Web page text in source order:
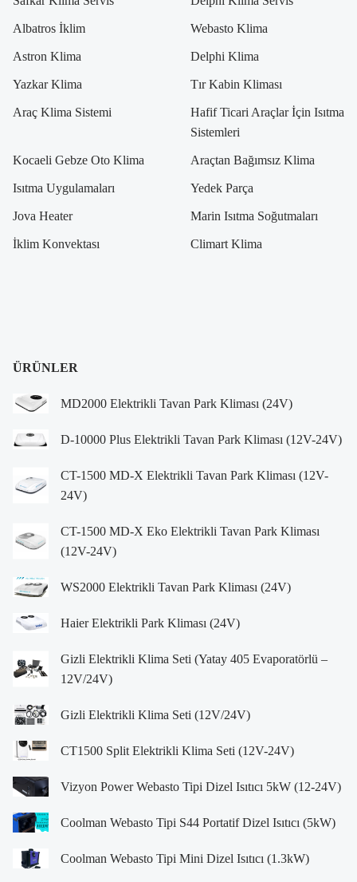
Albatros İklim Webasto Klima
Astron Klima Delphi Klima
Yazkar Klima Tır Kabin Kliması
Araç Klima Sistemi
Hafif Ticari Araçlar İçin Isıtma
Sistemleri
Kocaeli Gebze Oto Klima Araçtan Bağımsız Klima
Isıtma Uygulamaları Yedek Parça
Jova Heater Marin Isıtma Soğutmaları
İklim Konvektası Climart Klima
ÜRÜNLER
MD2000 Elektrikli Tavan Park Kliması (24V)
D-10000 Plus Elektrikli Tavan Park Kliması (12V-24V)
CT-1500 MD-X Elektrikli Tavan Park Kliması (12V-
24V)
CT-1500 MD-X Eko Elektrikli Tavan Park Kliması
(12V-24V)
WS2000 Elektrikli Tavan Park Kliması (24V)
Haier Elektrikli Park Kliması (24V)
Gizli Elektrikli Klima Seti (Yatay 405 Evaporatörlü –
12V/24V)
Gizli Elektrikli Klima Seti (12V/24V)
CT1500 Split Elektrikli Klima Seti (12V-24V)
Vizyon Power Webasto Tipi Dizel Isıtıcı 5kW (12-24V)
Coolman Webasto Tipi S44 Portatif Dizel Isıtıcı (5kW)
Coolman Webasto Tipi Mini Dizel Isıtıcı (1.3kW)